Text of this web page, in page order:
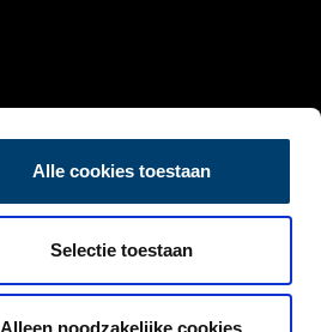
Alle cookies toestaan
Selectie toestaan
Alleen noodzakelijke cookies